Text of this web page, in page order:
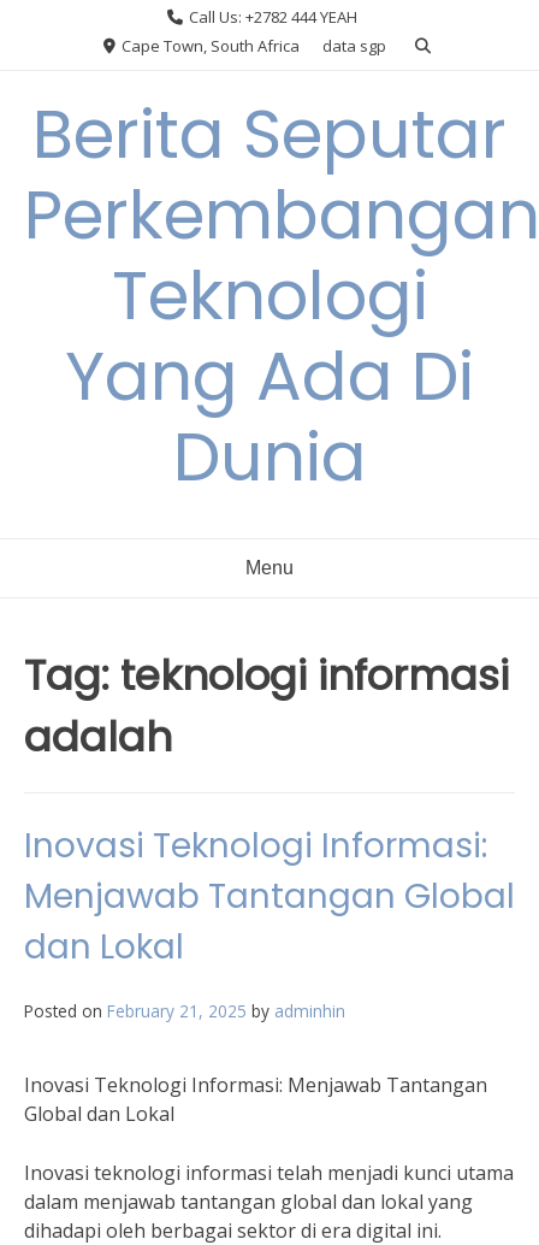
Call Us: +2782 444 YEAH
Cape Town, South Africa
data sgp
Berita Seputar
Perkembangan
Teknologi
Yang Ada Di
Dunia
Menu
Tag: teknologi informasi
adalah
Inovasi Teknologi Informasi:
Menjawab Tantangan Global
dan Lokal
Posted on February 21, 2025 by adminhin
Inovasi Teknologi Informasi: Menjawab Tantangan
Global dan Lokal
Inovasi teknologi informasi telah menjadi kunci utama
dalam menjawab tantangan global dan lokal yang
dihadapi oleh berbagai sektor di era digital ini.